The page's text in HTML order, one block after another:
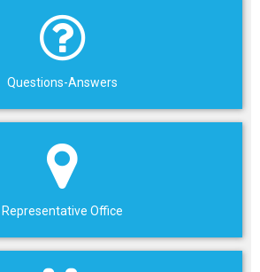
Questions-Answers
Representative Office